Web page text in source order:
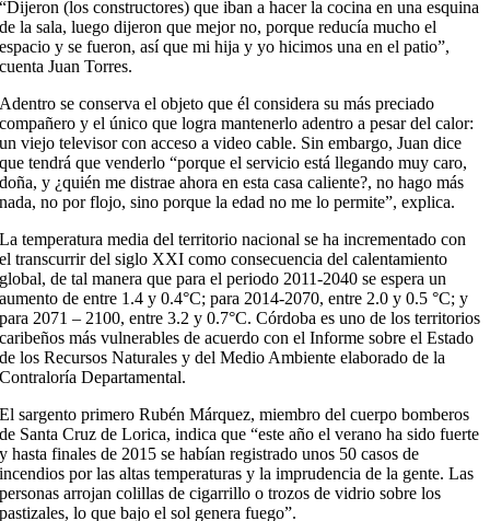
(los constructores) que iban a hacer la cocina en una esquina
la sala, luego dijeron que mejor no, porque reducía mucho el
y se fueron, así que mi hija y yo hicimos una en el patio”,
Juan Torres.
se conserva el objeto que él considera su más preciado
y el único que logra mantenerlo adentro a pesar del calor:
viejo televisor con acceso a video cable. Sin embargo, Juan dice
tendrá que venderlo “porque el servicio está llegando muy caro,
y ¿quién me distrae ahora en esta casa caliente?, no hago más
no por flojo, sino porque la edad no me lo permite”, explica.
temperatura media del territorio nacional se ha incrementado con
transcurrir del siglo XXI como consecuencia del calentamiento
de tal manera que para el periodo 2011-2040 se espera un
de entre 1.4 y 0.4°C; para 2014-2070, entre 2.0 y 0.5 °C; y
2071 – 2100, entre 3.2 y 0.7°C. Córdoba es uno de los territorios
más vulnerables de acuerdo con el Informe sobre el Estado
los Recursos Naturales y del Medio Ambiente elaborado de la
Departamental.
sargento primero Rubén Márquez, miembro del cuerpo bomberos
Santa Cruz de Lorica, indica que “este año el verano ha sido fuerte
hasta finales de 2015 se habían registrado unos 50 casos de
por las altas temperaturas y la imprudencia de la gente. Las
arrojan colillas de cigarrillo o trozos de vidrio sobre los
lo que bajo el sol genera fuego”.